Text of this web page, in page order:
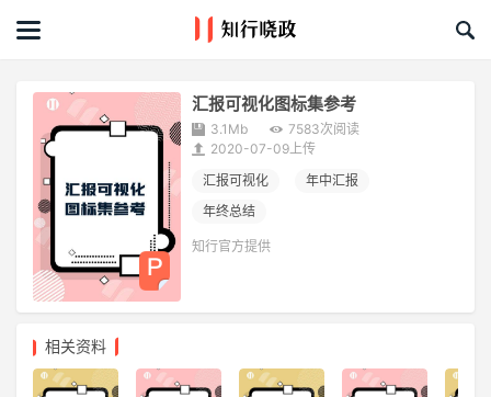
首页
文章
课程&活动
资料库
服务商
关于我们
汇报可视化图标集参考
3.1Mb
7583次阅读
2020-07-09上传
汇报可视化
年中汇报
年终总结
知行官方提供
相关资料